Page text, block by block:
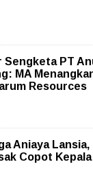
Sengketa PT
MA
Resources
Aniaya
Copot Kepala